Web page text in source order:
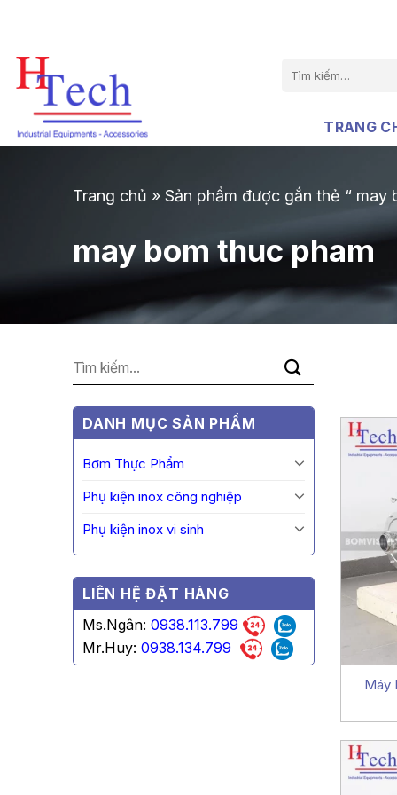
nội
dung
kiếm:
TRANG
Trang chủ » Sản phẩm được gắn thẻ “ may
may bom thuc pham
Tìm
DANH MỤC SẢN PHẨM
Bơm Thực Phẩm
Phụ kiện inox công nghiệp
Phụ kiện inox vi sinh
LIÊN HỆ ĐẶT HÀNG
Ms.Ngân: 0938.113.799
Mr.Huy: 0938.134.799
Máy